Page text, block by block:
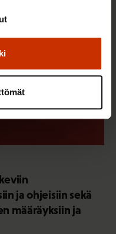
ja ohjeisiin sekä
määräyksiin ja